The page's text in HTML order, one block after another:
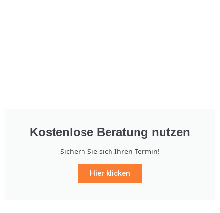
Kostenlose Beratung nutzen
Sichern Sie sich Ihren Termin!
Hier klicken